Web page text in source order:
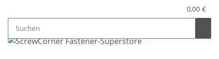
0,00 €